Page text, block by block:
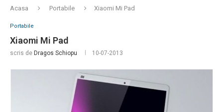
Acasa Portabile Xiaomi Mi Pad
Portabile
Xiaomi Mi Pad
scris de Dragos Schiopu 10-07-2013